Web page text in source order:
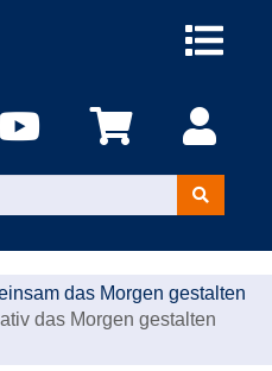
Menü
Kurse
suchen
das Morgen gestalten
das Morgen gestalten